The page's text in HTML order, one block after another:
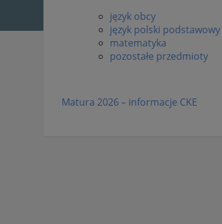
język obcy
język polski podstawowy
matematyka
pozostałe przedmioty
Matura 2026 – informacje CKE